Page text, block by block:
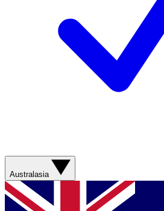
Australasia